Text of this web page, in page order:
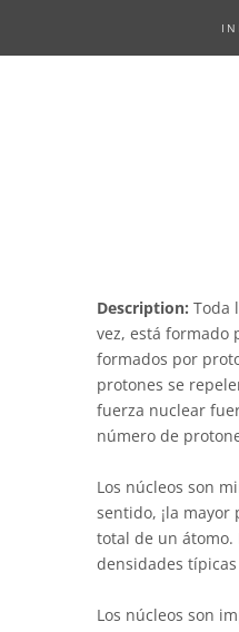
Description: Toda
vez, está formado
formados por
protones se
fuerza nuclear
número de
Los núcleos son
sentido, ¡la mayor
total de un átomo.
densidades
Los núcleos son